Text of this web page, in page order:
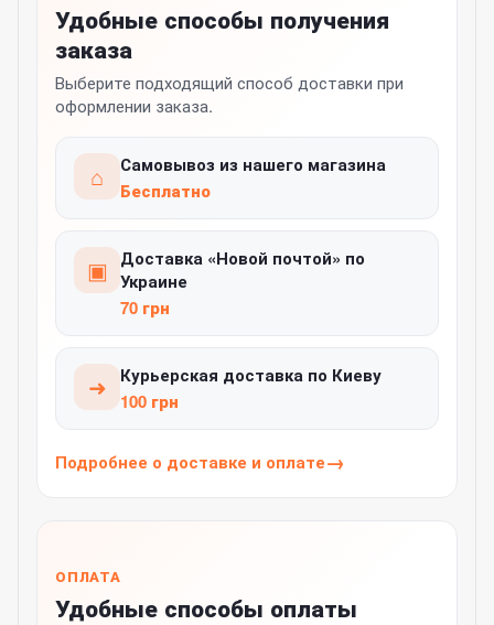
Удобные способы получения
заказа
Выберите подходящий способ доставки при
оформлении заказа.
⌂
Самовывоз из нашего магазина
Бесплатно
▣
Доставка «Новой почтой» по
Украине
70 грн
➜
Курьерская доставка по Киеву
100 грн
Подробнее о доставке и оплате
ОПЛАТА
Удобные способы оплаты